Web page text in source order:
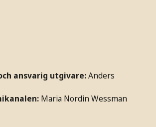
ansvarig utgivare: Anders
Maria Nordin Wessman